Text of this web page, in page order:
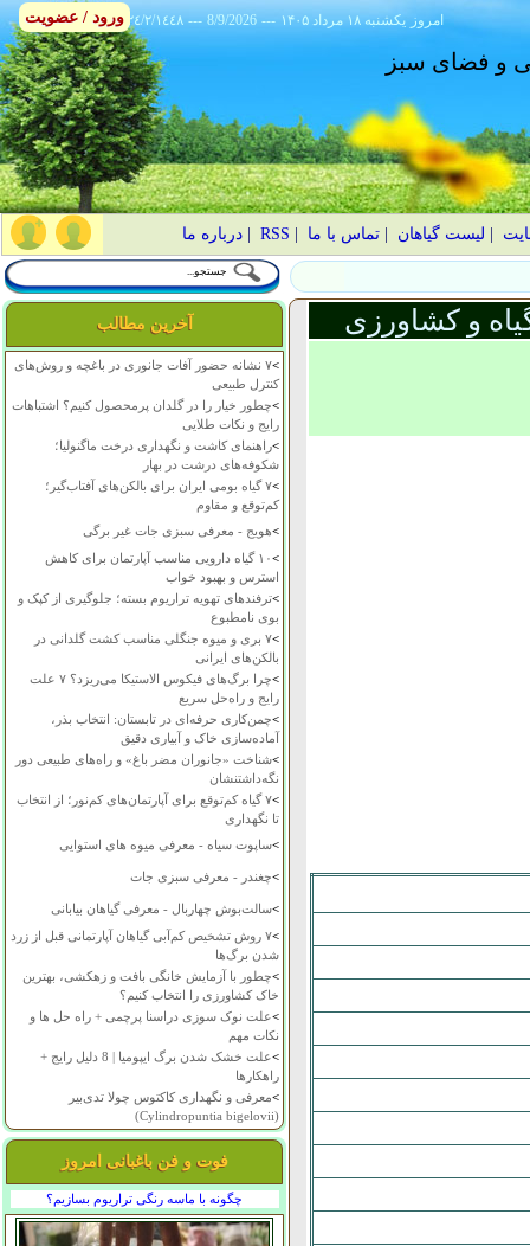
٢٤/٢/١٤٤٨ --- 8/9/2026 --- ۱۴۰۵ يکشنبه ۱۸ مرداد امروز
و فضای سبز
لیست گیاهان |تماس با ما RSS
|درباره ما
آخرین مطالب
>
۷ نشانه حضور آفات جانوری در باغچه و روش‌های
کنترل طبیعی
>چطور خیار را در گلدان پرمحصول کنیم؟ اشتباهات
رایج و نکات طلایی
>راهنمای کاشت و نگهداری درخت ماگنولیا؛
شکوفه‌های درشت در بهار
>
۷ گیاه بومی ایران برای بالکن‌های آفتاب‌گیر؛
کم‌توقع و مقاوم
>هویج - معرفی سبزی جات غیر برگی
>
۱۰ گیاه دارویی مناسب آپارتمان برای کاهش
استرس و بهبود خواب
>ترفندهای تهویه تراریوم بسته؛ جلوگیری از کپک و
بوی نامطبوع
>
۷ بری و میوه جنگلی مناسب کشت گلدانی در
بالکن‌های ایرانی
>
چرا برگ‌های فیکوس الاستیکا می‌ریزد؟ ۷ علت
رایج و راه‌حل سریع
>چمن‌کاری حرفه‌ای در تابستان: انتخاب بذر،
آماده‌سازی خاک و آبیاری دقیق
>شناخت «جانوران مضر باغ» و راه‌های طبیعی دور
نگه‌داشتنشان
>
۷ گیاه کم‌توقع برای آپارتمان‌های کم‌نور؛ از انتخاب
تا نگهداری
>ساپوت سیاه - معرفی میوه های استوایی
>چغندر - معرفی سبزی جات
>سالت‌بوش چهاربال - معرفی گیاهان بیابانی
>
۷ روش تشخیص کم‌آبی گیاهان آپارتمانی قبل از زرد
شدن برگ‌ها
>چطور با آزمایش خانگی بافت و زهکشی، بهترین
خاک کشاورزی را انتخاب کنیم؟
>علت نوک سوزی دراسنا پرچمی + راه حل ها و
نکات مهم
>
علت خشک شدن برگ ایپومیا | 8 دلیل رایج +
راهکارها
>معرفی و نگهداری کاکتوس چولا تدی‌بیر
(Cylindropuntia bigelovii)
فوت و فن باغبانی امروز
چگونه با ماسه رنگی تراریوم بسازیم؟
و کشاورزی
ورود / عضویت